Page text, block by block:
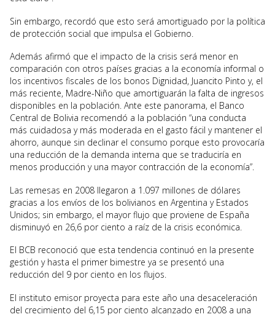
Sin embargo, recordó que esto será amortiguado por la política
de protección social que impulsa el Gobierno.
Además afirmó que el impacto de la crisis será menor en
comparación con otros países gracias a la economía informal o
los incentivos fiscales de los bonos Dignidad, Juancito Pinto y, el
más reciente, Madre-Niño que amortiguarán la falta de ingresos
disponibles en la población. Ante este panorama, el Banco
Central de Bolivia recomendó a la población “una conducta
más cuidadosa y más moderada en el gasto fácil y mantener el
ahorro, aunque sin declinar el consumo porque esto provocaría
una reducción de la demanda interna que se traduciría en
menos producción y una mayor contracción de la economía”.
Las remesas en 2008 llegaron a 1.097 millones de dólares
gracias a los envíos de los bolivianos en Argentina y Estados
Unidos; sin embargo, el mayor flujo que proviene de España
disminuyó en 26,6 por ciento a raíz de la crisis económica.
El BCB reconoció que esta tendencia continuó en la presente
gestión y hasta el primer bimestre ya se presentó una
reducción del 9 por ciento en los flujos.
El instituto emisor proyecta para este año una desaceleración
del crecimiento del 6,15 por ciento alcanzado en 2008 a una